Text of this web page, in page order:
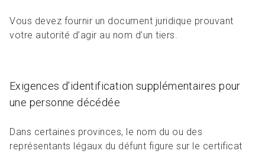
Vous devez fournir un document juridique prouvant
votre autorité d’agir au nom d’un tiers.
Exigences d’identification supplémentaires pour
une personne décédée
Dans certaines provinces, le nom du ou des
représentants légaux du défunt figure sur le certificat